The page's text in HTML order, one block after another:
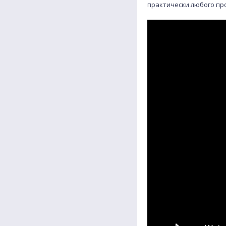
практически любого